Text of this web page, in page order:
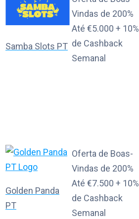
Samba Slots PT
Vindas de 200%
Até €5.000 + 10%
de Cashback
Semanal
Golden Panda
PT
Oferta de Boas-
Vindas de 200%
Até €7.500 + 10%
de Cashback
Semanal